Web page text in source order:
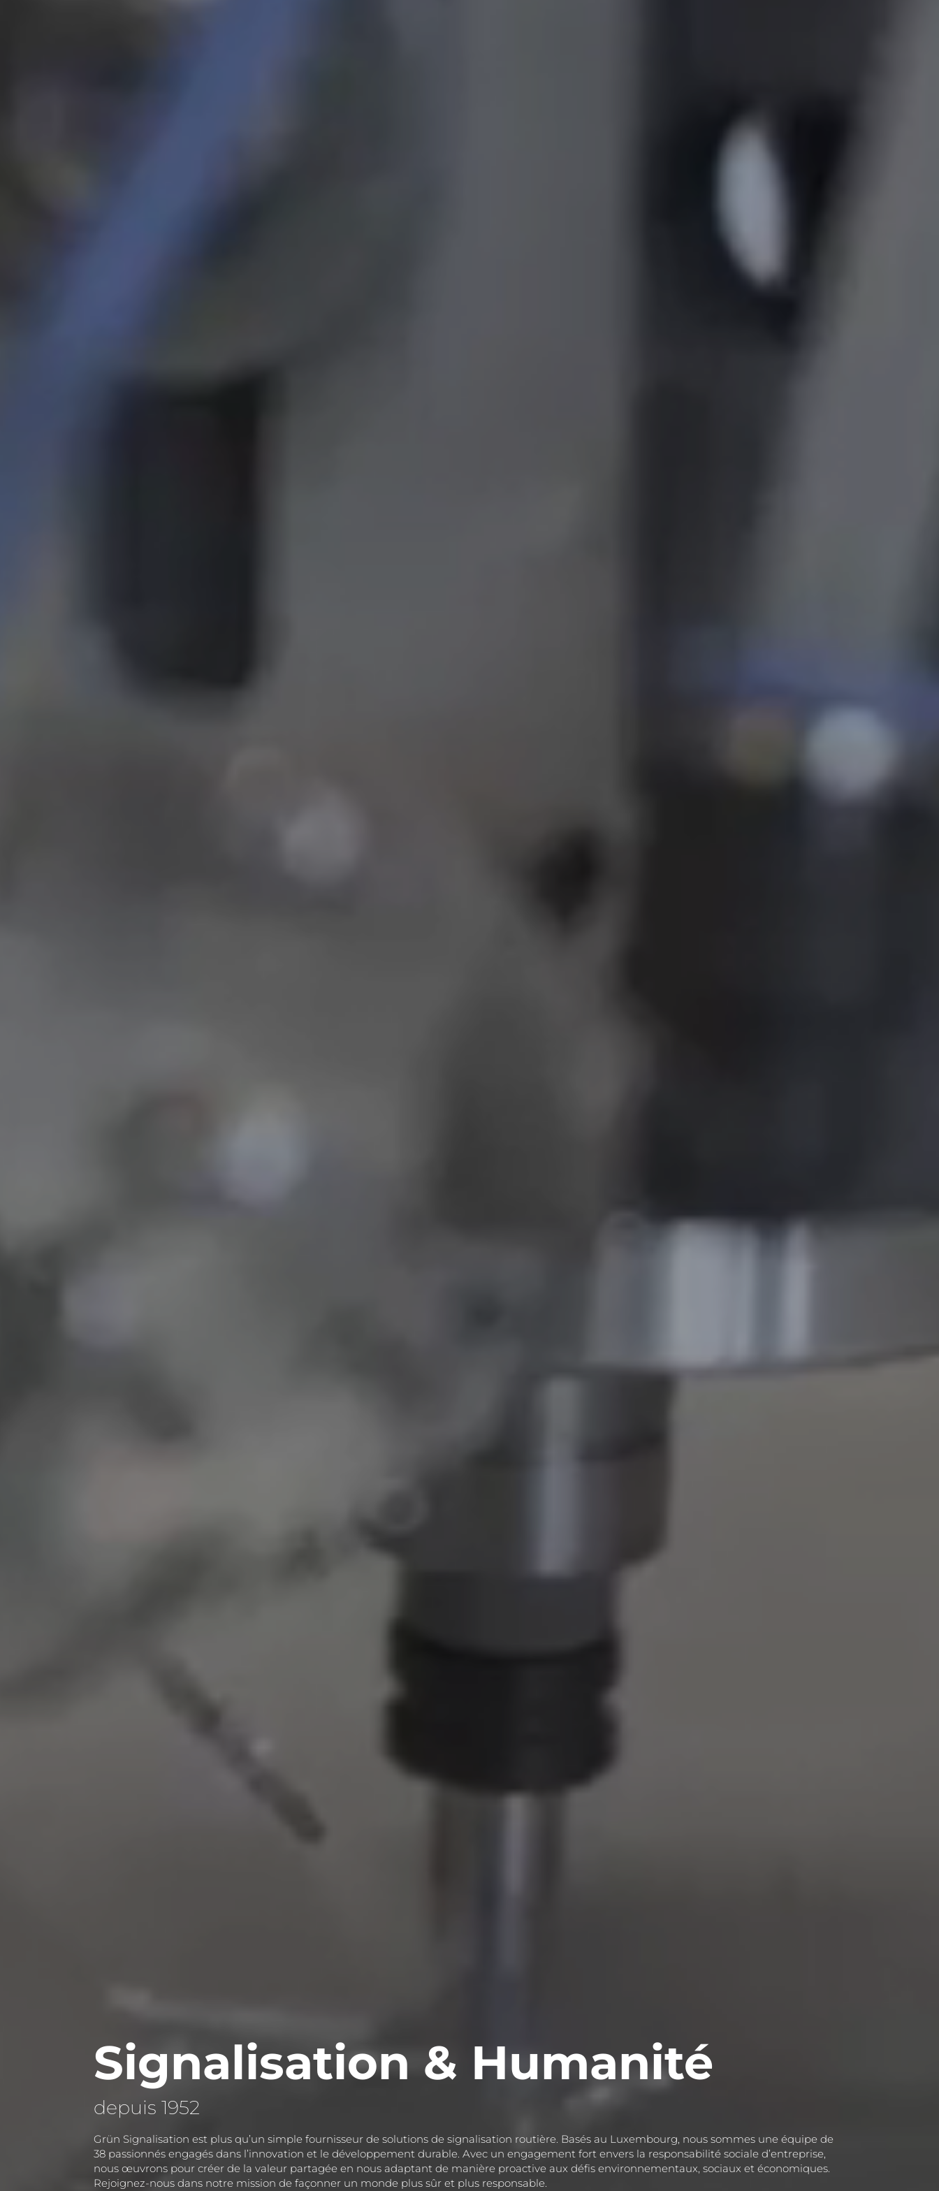
Signalisation & Humanité
depuis 1952
Grün Signalisation est plus qu’un simple fournisseur de solutions de signalisation routière. Basés au Luxembourg, nous sommes une équipe de
38 passionnés engagés dans l’innovation et le développement durable. Avec un engagement fort envers la responsabilité sociale d’entreprise,
nous œuvrons pour créer de la valeur partagée en nous adaptant de manière proactive aux défis environnementaux, sociaux et économiques.
Rejoignez-nous dans notre mission de façonner un monde plus sûr et plus responsable.